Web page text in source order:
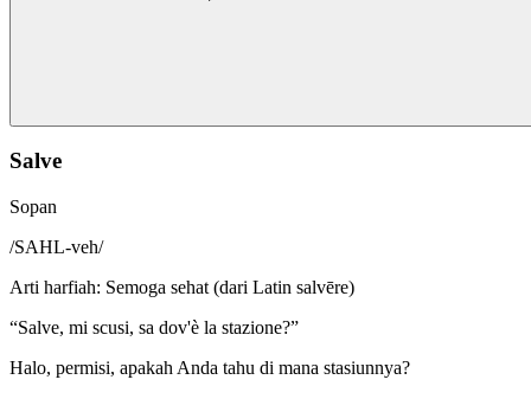
Salve
Sopan
/SAHL-veh/
Arti harfiah: Semoga sehat (dari Latin salvēre)
“Salve, mi scusi, sa dov'è la stazione?”
Halo, permisi, apakah Anda tahu di mana stasiunnya?